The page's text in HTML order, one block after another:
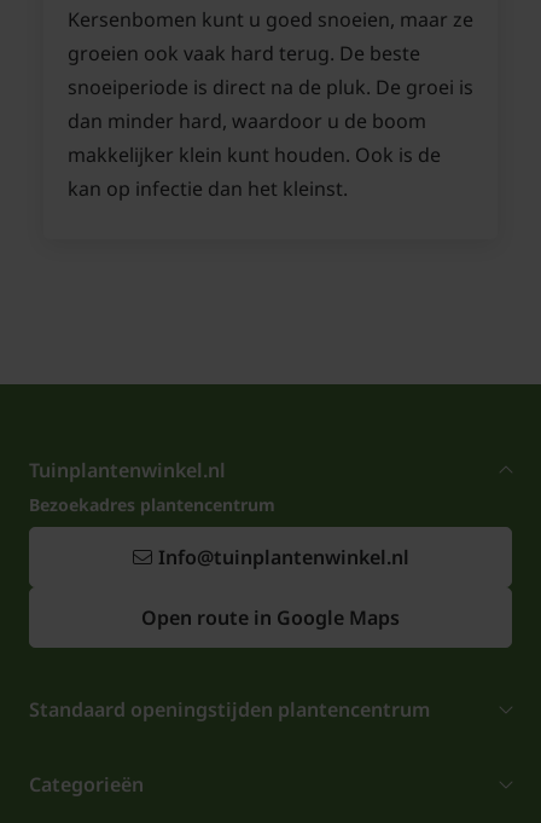
Kersenbomen kunt u goed snoeien, maar ze
groeien ook vaak hard terug. De beste
snoeiperiode is direct na de pluk. De groei is
dan minder hard, waardoor u de boom
makkelijker klein kunt houden. Ook is de
kan op infectie dan het kleinst.
Tuinplantenwinkel.nl
Bezoekadres plantencentrum
Info@tuinplantenwinkel.nl
Open route in Google Maps
Standaard openingstijden plantencentrum
Categorieën